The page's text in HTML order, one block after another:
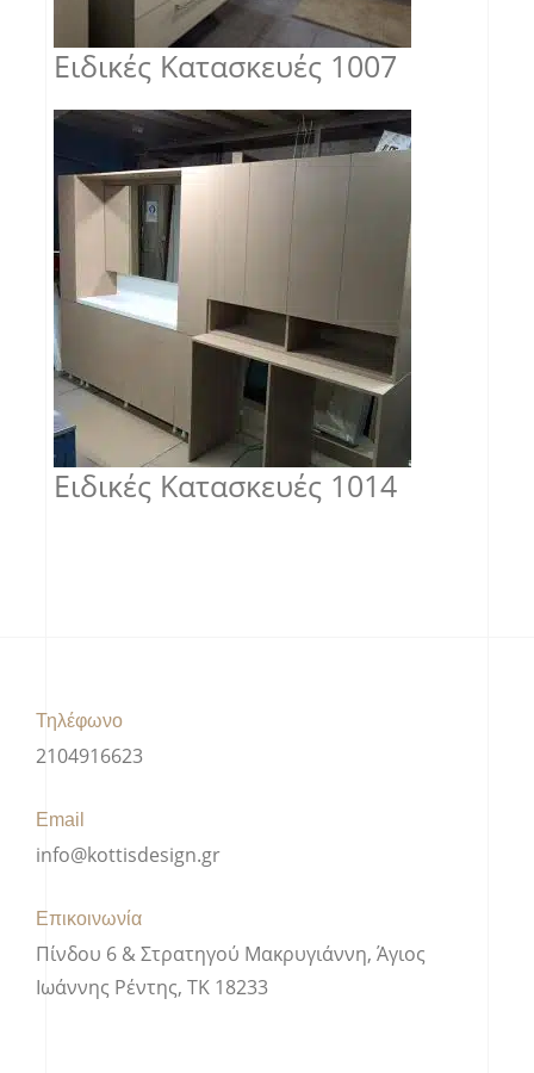
Ειδικές Κατασκευές 1007
Ειδικές Κατασκευές 1014
Τηλέφωνο
2104916623
Email
info@kottisdesign.gr
Επικοινωνία
Πίνδου 6 & Στρατηγού Μακρυγιάννη, Άγιος
Ιωάννης Ρέντης, ΤΚ 18233